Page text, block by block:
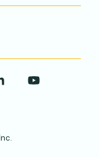
Linkedin